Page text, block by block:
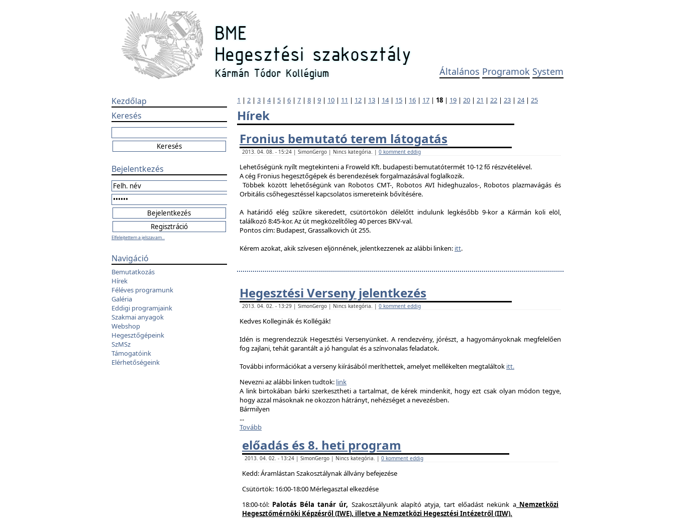
Általános Programok System
Kezdőlap
Keresés
Bejelentkezés
Elfelejtettem a jelszavam...
Navigáció
Bemutatkozás
Hírek
Féléves programunk
Galéria
Eddigi programjaink
Szakmai anyagok
Webshop
Hegesztőgépeink
SzMSz
Támogatóink
Elérhetőségeink
1 | 2 | 3 | 4| 5 | 6 | 7 | 8 | 9 | 10 | 11 | 12 | 13 | 14| 15 | 16 | 17 | 18 | 19 | 20 | 21 | 22 | 23 | 24| 25
Hírek
Fronius bemutató terem látogatás
2013. 04. 08. - 15:24 | SimonGergo | Nincs kategória. | 0 komment eddig
Lehetőségünk nyílt megtekinteni a Froweld Kft. budapesti bemutatótermét 10-12 fő részvételével.
A cég Fronius hegesztőgépek és berendezések forgalmazásával foglalkozik.
Többek között lehetőségünk van Robotos CMT-, Robotos AVI hideghuzalos-, Robotos plazmavágás és
Orbitális csőhegesztéssel kapcsolatos ismereteink bővítésére.
A határidő elég szűkre sikeredett, csütörtökön délelőtt indulunk legkésőbb 9-kor a Kármán koli elöl,
találkozó 8:45-kor. Az út megközelítőleg 40 perces BKV-val.
Pontos cím: Budapest, Grassalkovich út 255.
Kérem azokat, akik szívesen eljönnének, jelentkezzenek az alábbi linken: itt.
Hegesztési Verseny jelentkezés
2013. 04. 02. - 13:29 | SimonGergo | Nincs kategória. | 0 komment eddig
Kedves Kolleginák és Kollégák!
Idén is megrendezzük Hegesztési Versenyünket. A rendezvény, jórészt, a hagyományoknak megfelelően
fog zajlani, tehát garantált a jó hangulat és a színvonalas feladatok.
További információkat a verseny kiírásából meríthettek, amelyet mellékelten megtaláltok itt.
Nevezni az alábbi linken tudtok: link
A link birtokában bárki szerkesztheti a tartalmat, de kérek mindenkit, hogy ezt csak olyan módon tegye,
hogy azzal másoknak ne okozzon hátrányt, nehézséget a nevezésben.
Bármilyen
...
Tovább
előadás és 8. heti program
2013. 04. 02. - 13:24 | SimonGergo | Nincs kategória. | 0 komment eddig
Kedd: Áramlástan Szakosztálynak állvány befejezése
Csütörtök: 16:00-18:00 Mérlegasztal elkezdése
18:00-tól: Palotás Béla tanár úr, Szakosztályunk alapító atyja, tart előadást nekünk aNemzetközi
Hegesztőmérnöki Képzésről (IWE), illetve a Nemzetközi Hegesztési Intézetről (IIW).